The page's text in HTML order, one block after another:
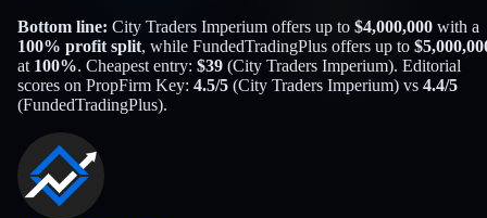
Bottom line: City Traders Imperium offers up to $4,000,000 with a
100% profit split, while FundedTradingPlus offers up to $
at 100%. Cheapest entry: $39 (City Traders Imperium). Editorial
scores on PropFirm Key: 4.5/5 (City Traders Imperium) vs 4.4/5
(FundedTradingPlus).